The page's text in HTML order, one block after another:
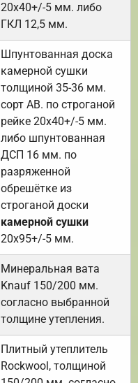
20х40+/-5 мм. либо
ГКЛ 12,5 мм.
Шпунтованная доска
камерной сушки
толщиной 35-36 мм.
сорт АВ. по строганой
рейке 20х40+/-5 мм.
либо шпунтованная
ДСП 16 мм. по
разряженной
обрешётке из
строганой доски
камерной сушки
20х95+/-5 мм.
Минеральная вата
Knauf 150/200 мм.
согласно выбранной
толщине утепления.
Плитный утеплитель
Rockwool, толщиной